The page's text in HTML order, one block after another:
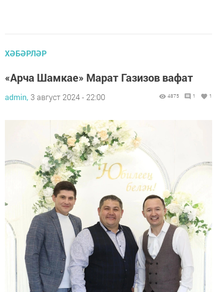
ХӘБӘРЛӘР
«Арча Шамкае» Марат Газизов вафат
admin, 3 август 2024 - 22:00 4875 1 1